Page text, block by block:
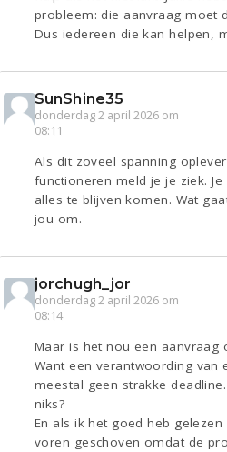
probleem: die aanvraag moet
Dus iedereen die kan helpen,
SunShine35
donderdag 2 april 2026 om
08:11
Als dit zoveel spanning
functioneren meld je je ziek.
alles te blijven komen. Wat
jou om.
jorchugh_jor
donderdag 2 april 2026 om
08:14
Maar is het nou een aanvraag
Want een verantwoording van
meestal geen strakke
niks?
En als ik het goed heb
voren geschoven omdat de